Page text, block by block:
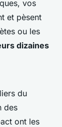
vos
et pèsent
ou les
dizaines
du
des
ont les